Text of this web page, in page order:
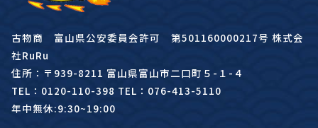
古物商 富山県公安委員会許可 第501160000217号 株式会
社RuRu
住所：〒939-8211 富山県富山市二口町５-１-４
TEL：0120-110-398 TEL：076-413-5110
年中無休:9:30~19:00